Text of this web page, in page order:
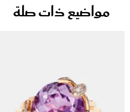
مواضيع ذات صلة